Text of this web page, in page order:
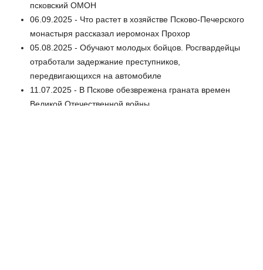
псковский ОМОН
06.09.2025 - Что растет в хозяйстве Псково-Печерского
монастыря рассказал иеромонах Прохор
05.08.2025 - Обучают молодых бойцов. Росгвардейцы
отработали задержание преступников,
передвигающихся на автомобиле
11.07.2025 - В Пскове обезврежена граната времен
Великой Отечественной войны